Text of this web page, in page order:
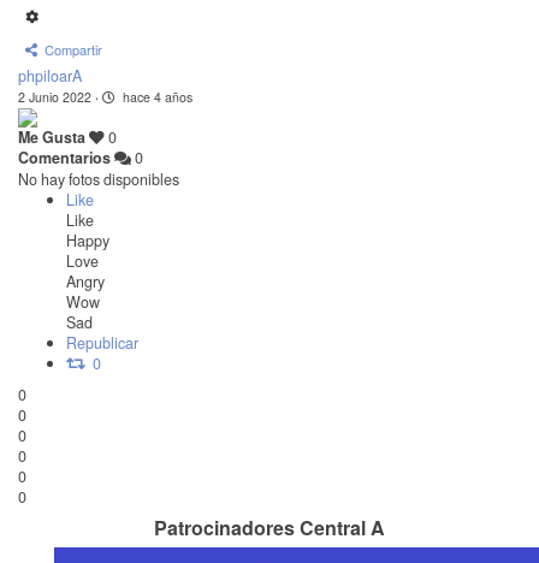
Compartir
phpiloarA
2 Junio 2022 · hace 4 años
Me Gusta
0
Comentarios
0
No hay fotos disponibles
Like
Like
Happy
Love
Angry
Wow
Sad
Republicar
0
0
0
0
0
0
0
Patrocinadores Central A